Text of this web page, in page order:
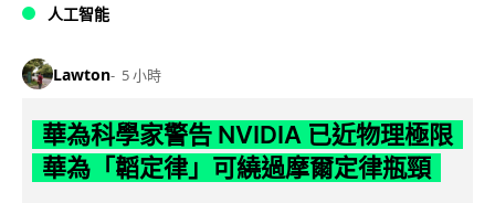
人工智能
Lawton 5 小時
華為科學家警告 NVIDIA 已近物理極限
華為「韜定律」可繞過摩爾定律瓶頸